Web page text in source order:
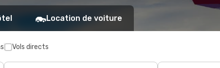
Location de voiture
Vols directs